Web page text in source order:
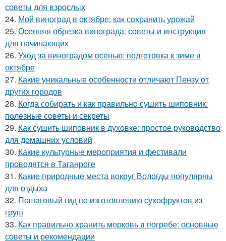
советы для взрослых
24. Мой виноград в октябре: как сохранить урожай
25. Осенняя обрезка винограда: советы и инструкция
для начинающих
26. Уход за виноградом осенью: подготовка к зиме в
октябре
27. Какие уникальные особенности отличают Пензу от
других городов
28. Когда собирать и как правильно сушить шиповник:
полезные советы и секреты
29. Как сушить шиповник в духовке: простое руководство
для домашних условий
30. Какие культурные мероприятия и фестивали
проводятся в Таганроге
31. Какие природные места вокруг Вологды популярны
для отдыха
32. Пошаговый гид по изготовлению сухофруктов из
груш
33. Как правильно хранить морковь в погребе: основные
советы и рекомендации